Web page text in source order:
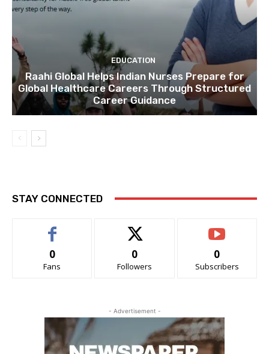
EDUCATION
Raahi Global Helps Indian Nurses Prepare for
Global Healthcare Careers Through Structured
Career Guidance
STAY CONNECTED
0
Fans
0
Followers
0
Subscribers
- Advertisement -